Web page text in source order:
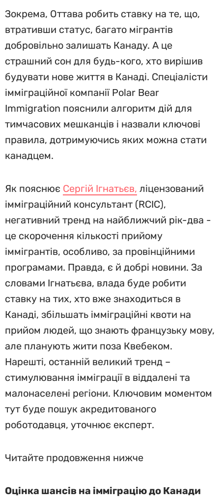
Зокрема, Оттава робить ставку на те, що,
втративши статус, багато мігрантів
добровільно залишать Канаду. А це
страшний сон для будь-кого, хто вирішив
будувати нове життя в Канаді. Спеціалісти
імміграційної компанії Polar Bear
Immigration пояснили алгоритм дій для
тимчасових мешканців і назвали ключові
правила, дотримуючись яких можна стати
канадцем.
Як пояснює Сергій Ігнатьєв, ліцензований
імміграційний консультант (RCIC),
негативний тренд на найближчий рік-два -
це скорочення кількості прийому
іммігрантів, особливо, за провінційними
програмами. Правда, є й добрі новини. За
словами Ігнатьєва, влада буде робити
ставку на тих, хто вже знаходиться в
Канаді, збільшать імміграційні квоти на
прийом людей, що знають французьку мову,
але планують жити поза Квебеком.
Нарешті, останній великий тренд –
стимулювання імміграції в віддалені та
малонаселені регіони. Ключовим моментом
тут буде пошук акредитованого
роботодавця, уточнює експерт.
Читайте продовження нижче
Оцінка шансів на імміграцію до Канади